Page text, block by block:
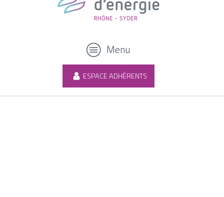
Menu
ESPACE ADHÉRENTS